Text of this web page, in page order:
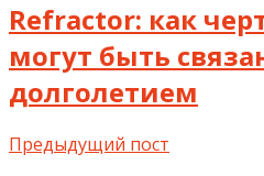
Refractor: как
могут быть
долголетием
Предыдущий пост